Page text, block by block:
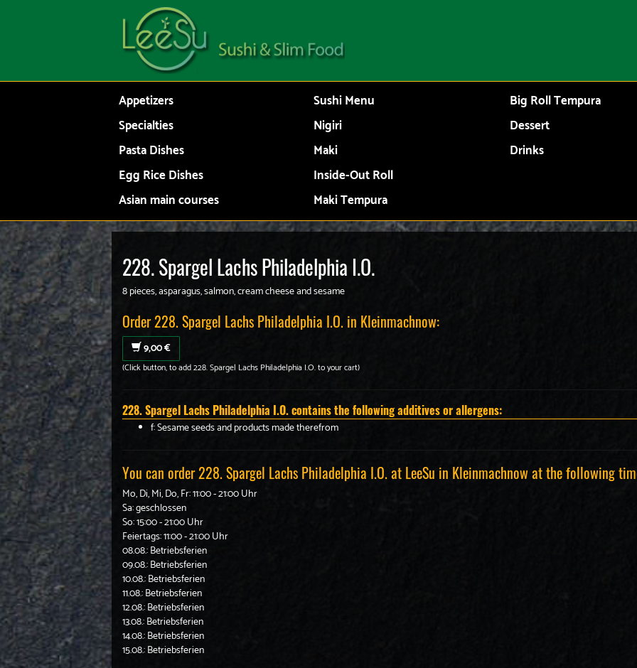
Appetizers
Specialties
Pasta Dishes
Egg Rice Dishes
Asian main courses
Sushi Menu
Nigiri
Maki
Inside-Out Roll
Maki Tempura
Big Roll Tempura
Dessert
Drinks
228. Spargel Lachs Philadelphia I.O.
8 pieces, asparagus, salmon, cream cheese and sesame
Order 228. Spargel Lachs Philadelphia I.O. in Kleinmachnow:
9,00 €
(Click button, to add 228. Spargel Lachs Philadelphia I.O. to your cart)
228. Spargel Lachs Philadelphia I.O. contains the following additives or allergens:
f: Sesame seeds and products made therefrom
You can order 228. Spargel Lachs Philadelphia I.O. at LeeSu in Kleinmachnow at the following
Mo, Di, Mi, Do, Fr: 11:00 - 21:00 Uhr
Sa: geschlossen
So: 15:00 - 21:00 Uhr
Feiertags: 11:00 - 21:00 Uhr
08.08.: Betriebsferien
09.08.: Betriebsferien
10.08.: Betriebsferien
11.08.: Betriebsferien
12.08.: Betriebsferien
13.08.: Betriebsferien
14.08.: Betriebsferien
15.08.: Betriebsferien